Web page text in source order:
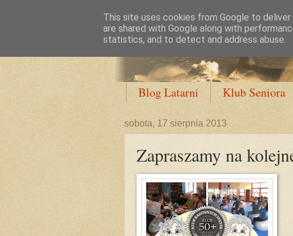
Blog Latarni Klub Seniora
sobota, 17 sierpnia 2013
Zapraszamy na
This site uses cookies from Google to
are shared with Google along with
statistics, and to detect and address abuse.